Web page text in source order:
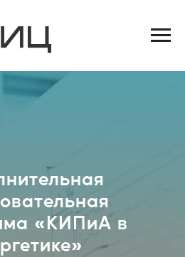
«КИПиА в